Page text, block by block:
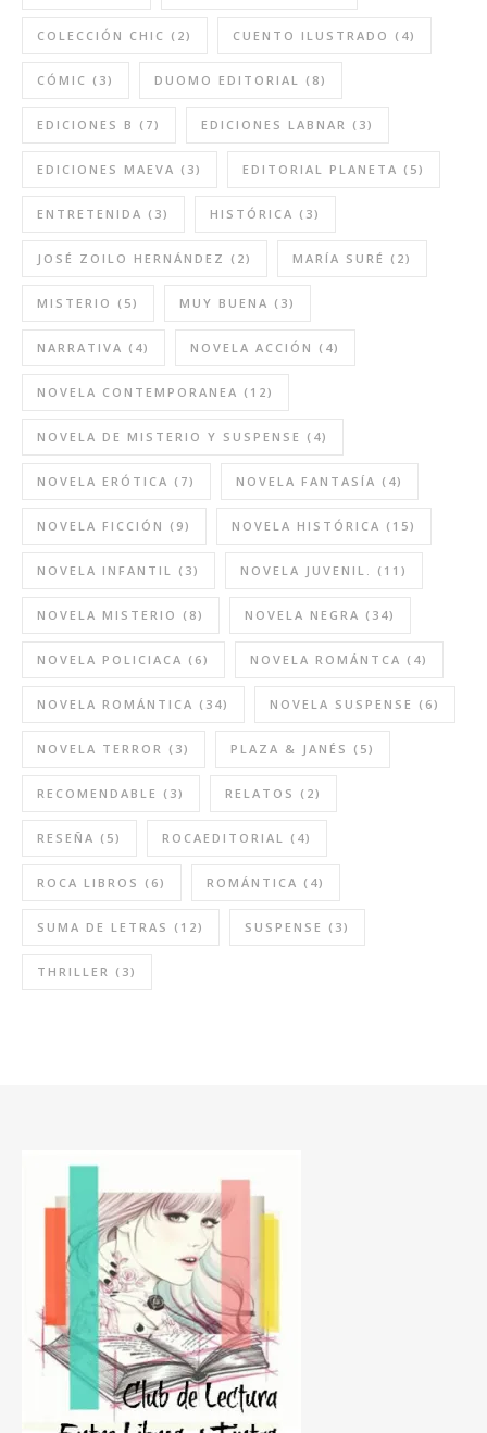
COLECCIÓN CHIC (2) CUENTO ILUSTRADO (4)
CÓMIC (3) DUOMO EDITORIAL (8)
EDICIONES B (7) EDICIONES LABNAR (3)
EDICIONES MAEVA (3) EDITORIAL PLANETA (5)
ENTRETENIDA (3) HISTÓRICA (3)
JOSÉ ZOILO HERNÁNDEZ (2) MARÍA SURÉ (2)
MISTERIO (5) MUY BUENA (3)
NARRATIVA (4) NOVELA ACCIÓN (4)
NOVELA CONTEMPORANEA (12)
NOVELA DE MISTERIO Y SUSPENSE (4)
NOVELA ERÓTICA (7) NOVELA FANTASÍA (4)
NOVELA FICCIÓN (9) NOVELA HISTÓRICA (15)
NOVELA INFANTIL (3) NOVELA JUVENIL. (11)
NOVELA MISTERIO (8) NOVELA NEGRA (34)
NOVELA POLICIACA (6) NOVELA ROMÁNTCA (4)
NOVELA ROMÁNTICA (34) NOVELA SUSPENSE (6)
NOVELA TERROR (3) PLAZA & JANÉS (5)
RECOMENDABLE (3) RELATOS (2)
RESEÑA (5) ROCAEDITORIAL (4)
ROCA LIBROS (6) ROMÁNTICA (4)
SUMA DE LETRAS (12) SUSPENSE (3)
THRILLER (3)